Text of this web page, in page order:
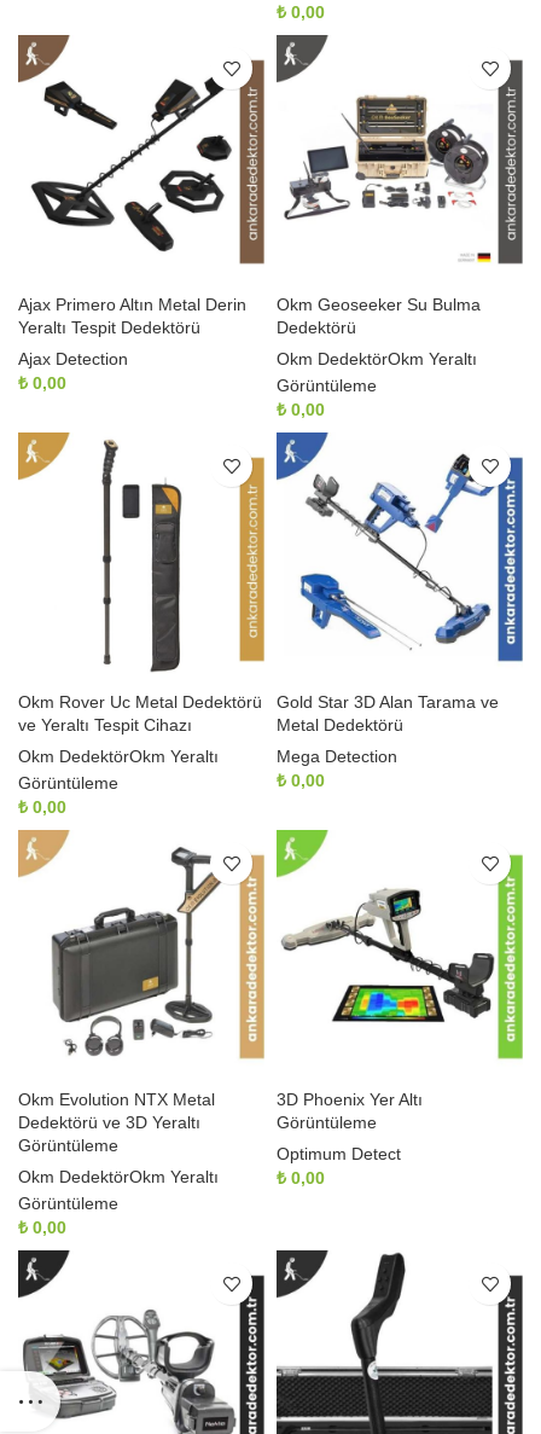
₺ 0,00
Ajax Primero Altın Metal Derin
Yeraltı Tespit Dedektörü
Ajax Detection
₺ 0,00
Okm Geoseeker Su Bulma
Dedektörü
Okm DedektörOkm Yeraltı
Görüntüleme
₺ 0,00
Okm Rover Uc Metal Dedektörü
ve Yeraltı Tespit Cihazı
Okm DedektörOkm Yeraltı
Görüntüleme
₺ 0,00
Gold Star 3D Alan Tarama ve
Metal Dedektörü
Mega Detection
₺ 0,00
Okm Evolution NTX Metal
Dedektörü ve 3D Yeraltı
Görüntüleme
Okm DedektörOkm Yeraltı
Görüntüleme
₺ 0,00
3D Phoenix Yer Altı
Görüntüleme
Optimum Detect
₺ 0,00